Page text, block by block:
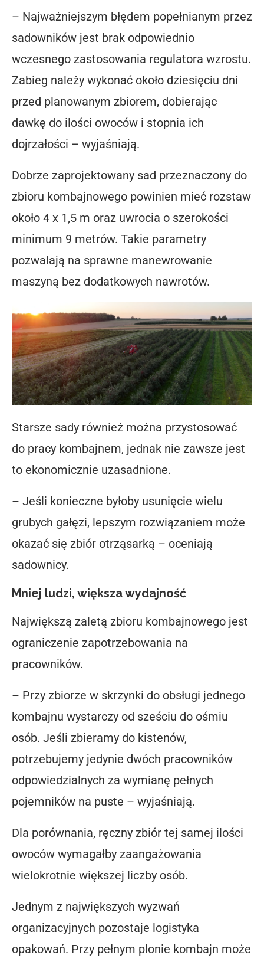
– Najważniejszym błędem popełnianym przez
sadowników jest brak odpowiednio
wczesnego zastosowania regulatora wzrostu.
Zabieg należy wykonać około dziesięciu dni
przed planowanym zbiorem, dobierając
dawkę do ilości owoców i stopnia ich
dojrzałości – wyjaśniają.
Dobrze zaprojektowany sad przeznaczony do
zbioru kombajnowego powinien mieć rozstaw
około 4 x 1,5 m oraz uwrocia o szerokości
minimum 9 metrów. Takie parametry
pozwalają na sprawne manewrowanie
maszyną bez dodatkowych nawrotów.
Starsze sady również można przystosować
do pracy kombajnem, jednak nie zawsze jest
to ekonomicznie uzasadnione.
– Jeśli konieczne byłoby usunięcie wielu
grubych gałęzi, lepszym rozwiązaniem może
okazać się zbiór otrząsarką – oceniają
sadownicy.
Mniej ludzi, większa wydajność
Największą zaletą zbioru kombajnowego jest
ograniczenie zapotrzebowania na
pracowników.
– Przy zbiorze w skrzynki do obsługi jednego
kombajnu wystarczy od sześciu do ośmiu
osób. Jeśli zbieramy do kistenów,
potrzebujemy jedynie dwóch pracowników
odpowiedzialnych za wymianę pełnych
pojemników na puste – wyjaśniają.
Dla porównania, ręczny zbiór tej samej ilości
owoców wymagałby zaangażowania
wielokrotnie większej liczby osób.
Jednym z największych wyzwań
organizacyjnych pozostaje logistyka
opakowań. Przy pełnym plonie kombajn może